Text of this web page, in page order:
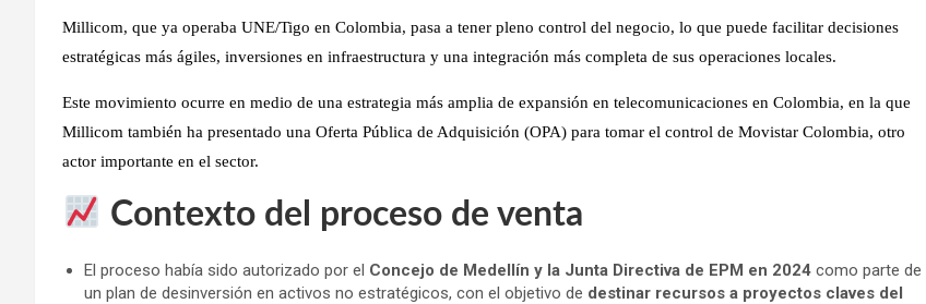
Millicom, que ya operaba UNE/Tigo en Colombia, pasa a tener pleno control del negocio, lo que puede facilitar decisiones
estratégicas más ágiles, inversiones en infraestructura y una integración más completa de sus operaciones locales.
Este movimiento ocurre en medio de una estrategia más amplia de expansión en telecomunicaciones en Colombia, en la que
Millicom también ha presentado una Oferta Pública de Adquisición (OPA) para tomar el control de Movistar Colombia, otro
actor importante en el sector.
Contexto del proceso de venta
El proceso había sido autorizado por el Concejo de Medellín y la Junta Directiva de EPM en 2024 como parte de
un plan de desinversión en activos no estratégicos, con el objetivo de destinar recursos a proyectos claves del